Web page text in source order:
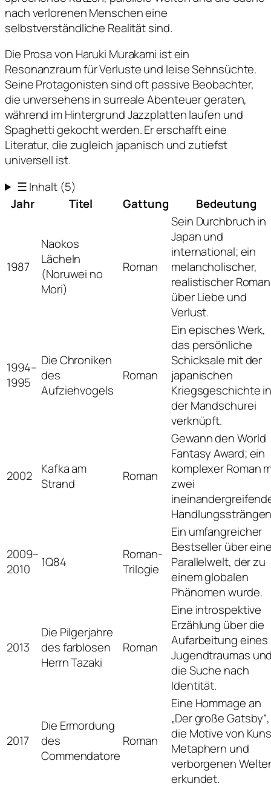
nach verlorenen Menschen eine
selbstverständliche Realität sind.
Die Prosa von Haruki Murakami ist ein
Resonanzraum für Verluste und leise Sehnsüchte.
Seine Protagonisten sind oft passive Beobachter,
die unversehens in surreale Abenteuer geraten,
während im Hintergrund Jazzplatten laufen und
Spaghetti gekocht werden. Er erschafft eine
Literatur, die zugleich japanisch und zutiefst
universell ist.
☰Inhalt (5)
Jahr
Titel Gattung Bedeutung
1987
Naokos
Lächeln
(Noruwei no
Mori)
Roman
Sein Durchbruch in
Japan und
international; ein
melancholischer,
realistischer Roman
über Liebe und
Verlust.
1994–
1995
Die Chroniken
des
Aufziehvogels
Roman
Ein episches Werk,
das persönliche
Schicksale mit der
japanischen
Kriegsgeschichte
der Mandschurei
verknüpft.
2002
Kafka am
Strand
Roman
Gewann den World
Fantasy Award; ein
komplexer Roman
zwei
2009–
2010
1Q84
Roman-
Trilogie
Ein umfangreicher
Bestseller über
Parallelwelt, der zu
einem globalen
Phänomen wurde.
2013
Die Pilgerjahre
des farblosen
Herrn Tazaki
Roman
Eine introspektive
Erzählung über die
Aufarbeitung eines
Jugendtraumas
die Suche nach
Identität.
2017
Die Ermordung
des
Commendatore
Roman
Eine Hommage an
„Der große Gatsby“,
die Motive von
Metaphern und
verborgenen
erkundet.